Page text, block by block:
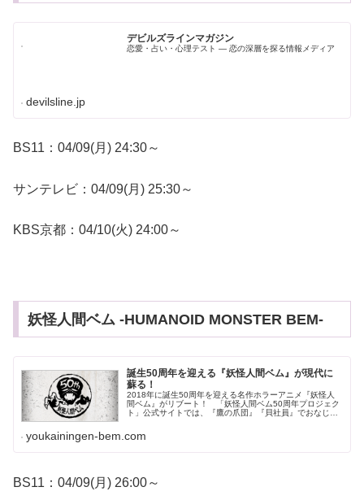
デビルズラインマガジン
恋愛・占い・心理テスト — 恋の深層を探る情報メディア
devilsline.jp
BS11：04/09(月) 24:30～
サンテレビ：04/09(月) 25:30～
KBS京都：04/10(火) 24:00～
妖怪人間ベム -HUMANOID MONSTER BEM-
誕生50周年を迎える『妖怪人間ベム』が現代に
蘇る！
2018年に誕生50周年を迎える名作ホラーアニメ『妖怪人
間ベム』がリブート！ 「妖怪人間ベム50周年プロジェク
ト」公式サイトでは、『鷹の爪団』『貝社員』でおなじみ
youkainingen-bem.com
BS11：04/09(月) 26:00～